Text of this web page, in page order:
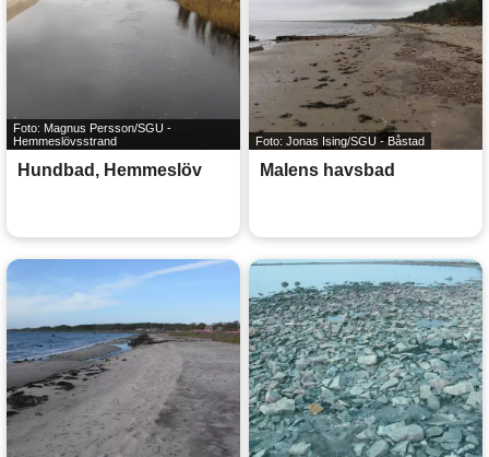
Foto: Magnus Persson/SGU -
Hemmeslövsstrand
Hundbad, Hemmeslöv
Foto: Jonas Ising/SGU - Båstad
Malens havsbad